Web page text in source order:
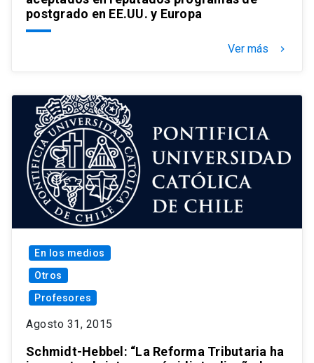
postgrado en EE.UU. y Europa
Ver más keyboard_arrow_right
En los medios
Otros
Profesores
Agosto 31, 2015
Schmidt-Hebbel: “La Reforma Tributaria ha